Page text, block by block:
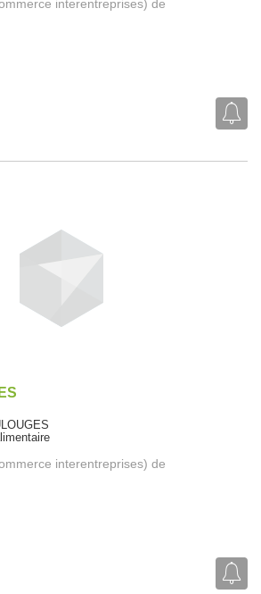
interentreprises) de
interentreprises) de